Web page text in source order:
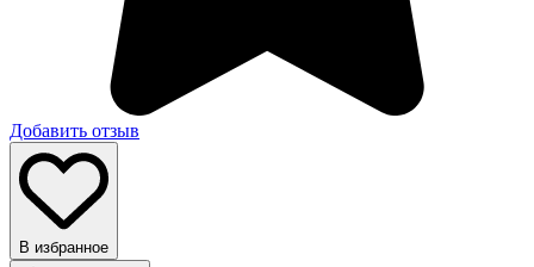
Добавить отзыв
В избранное